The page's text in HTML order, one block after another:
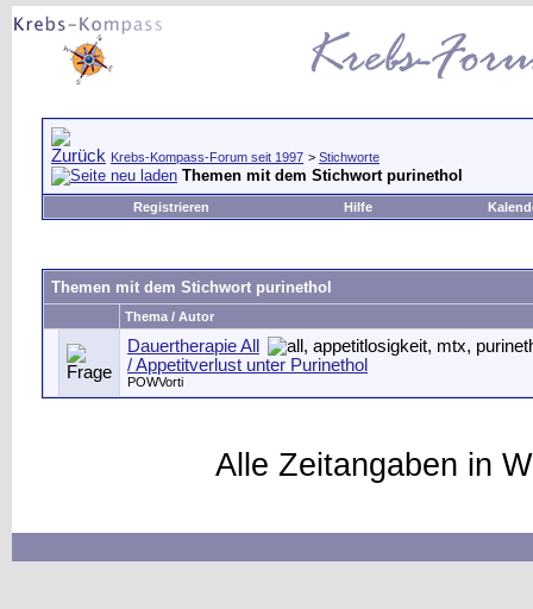
Krebs-Kompass-Forum seit 1997 > Stichworte
Themen mit dem Stichwort purinethol
Registrieren Hilfe
Themen mit dem Stichwort purinethol
Thema / Autor
Dauertherapie All
/ Appetitverlust unter Purinethol
POWVorti
Alle Zeitangaben in